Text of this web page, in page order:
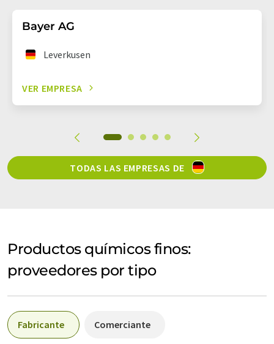
Bayer AG
Leverkusen
VER EMPRESA
TODAS LAS EMPRESAS DE
Productos químicos finos:
proveedores por tipo
Fabricante Comerciante